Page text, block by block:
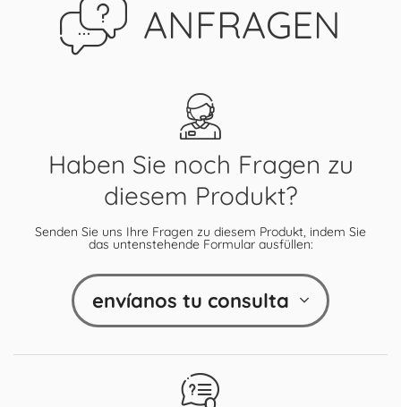
ANFRAGEN
Haben Sie noch Fragen zu
diesem Produkt?
Senden Sie uns Ihre Fragen zu diesem Produkt, indem Sie
das untenstehende Formular ausfüllen:
envíanos tu consulta